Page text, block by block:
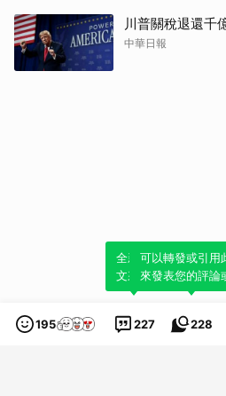
川普關稅退還千
中華日報
195 227
全新體驗！一鍵引用
文來輕鬆表達個人立
228
可以轉發或引用
來發表您的評論